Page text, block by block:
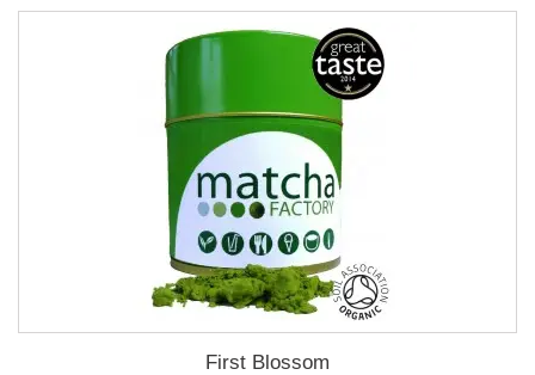
First Blossom